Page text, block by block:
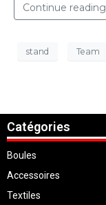
Continue reading
stand Team
Catégories
Boules
Accessoires
Textiles